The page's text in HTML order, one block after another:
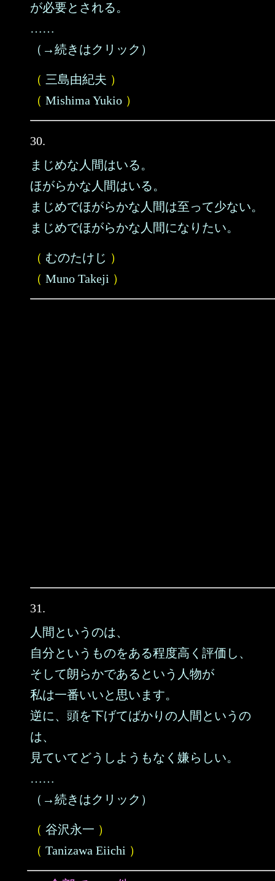
が必要とされる。
……
（→続きはクリック）
（ 三島由紀夫 ）
（ Mishima Yukio ）
30.
まじめな人間はいる。
ほがらかな人間はいる。
まじめでほがらかな人間は至って少ない。
まじめでほがらかな人間になりたい。
（ むのたけじ ）
（ Muno Takeji ）
31.
人間というのは、
自分というものをある程度高く評価し、
そして朗らかであるという人物が
私は一番いいと思います。
逆に、頭を下げてばかりの人間というの
は、
見ていてどうしようもなく嫌らしい。
……
（→続きはクリック）
（ 谷沢永一 ）
（ Tanizawa Eiichi ）